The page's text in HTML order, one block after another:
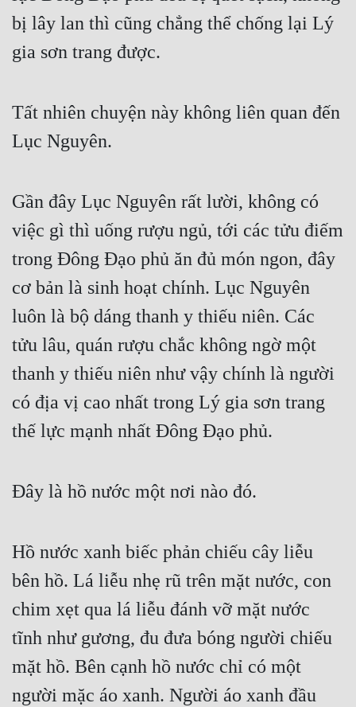
bị lây lan thì cũng chẳng thể chống lại Lý
gia sơn trang được.
Tất nhiên chuyện này không liên quan đến
Lục Nguyên.
Gần đây Lục Nguyên rất lười, không có
việc gì thì uống rượu ngủ, tới các tửu điếm
trong Đông Đạo phủ ăn đủ món ngon, đây
cơ bản là sinh hoạt chính. Lục Nguyên
luôn là bộ dáng thanh y thiếu niên. Các
tửu lâu, quán rượu chắc không ngờ một
thanh y thiếu niên như vậy chính là người
có địa vị cao nhất trong Lý gia sơn trang
thế lực mạnh nhất Đông Đạo phủ.
Đây là hồ nước một nơi nào đó.
Hồ nước xanh biếc phản chiếu cây liễu
bên hồ. Lá liễu nhẹ rũ trên mặt nước, con
chim xẹt qua lá liễu đánh vỡ mặt nước
tĩnh như gương, đu đưa bóng người chiếu
mặt hồ. Bên cạnh hồ nước chỉ có một
người mặc áo xanh. Người áo xanh đầu